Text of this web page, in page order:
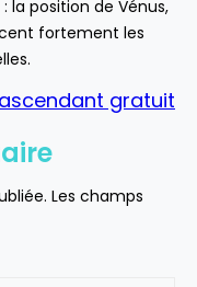
: la position de Vénus,
fortement les
gratuit
Les champs